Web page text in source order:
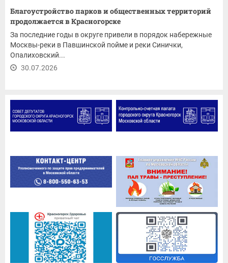
Благоустройство парков и общественных территорий
продолжается в Красногорске
За последние годы в округе привели в порядок набережные
Москвы-реки в Павшинской пойме и реки Синички,
Опалиховский...
30.07.2026